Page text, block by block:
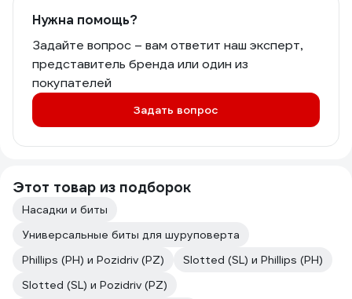
Нужна помощь?
Задайте вопрос – вам ответит наш эксперт,
представитель бренда или один из
покупателей
Задать вопрос
Этот товар из подборок
Насадки и биты
Универсальные биты для шуруповерта
Phillips (PH) и Pozidriv (PZ)
Slotted (SL) и Phillips (PH)
Slotted (SL) и Pozidriv (PZ)